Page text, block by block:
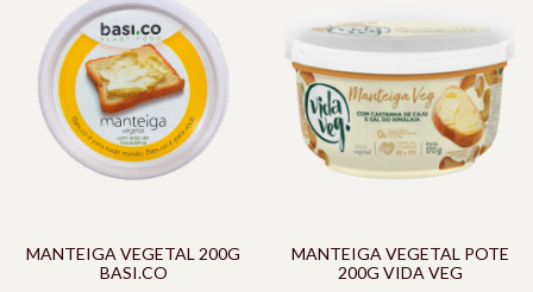
MANTEIGA VEGETAL 200G
BASI.CO
MANTEIGA VEGETAL POTE
200G VIDA VEG